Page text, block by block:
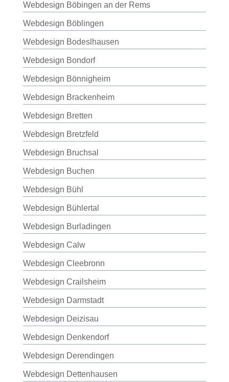
Webdesign Böbingen an der Rems
Webdesign Böblingen
Webdesign Bodeslhausen
Webdesign Bondorf
Webdesign Bönnigheim
Webdesign Brackenheim
Webdesign Bretten
Webdesign Bretzfeld
Webdesign Bruchsal
Webdesign Buchen
Webdesign Bühl
Webdesign Bühlertal
Webdesign Burladingen
Webdesign Calw
Webdesign Cleebronn
Webdesign Crailsheim
Webdesign Darmstadt
Webdesign Deizisau
Webdesign Denkendorf
Webdesign Derendingen
Webdesign Dettenhausen